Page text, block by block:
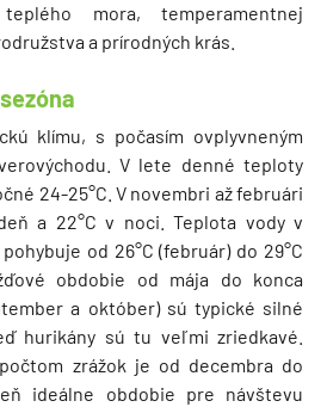
mora, temperamentnej
a prírodných krás.
klímu, s počasím ovplyvneným
V lete denné teploty
24-25°C. V novembri až februári
a 22°C v noci. Teplota vody v
od 26°C (február) do 29°C
obdobie od mája do konca
a október) sú typické silné
hurikány sú tu veľmi zriedkavé.
zrážok je od decembra do
ideálne obdobie pre návštevu